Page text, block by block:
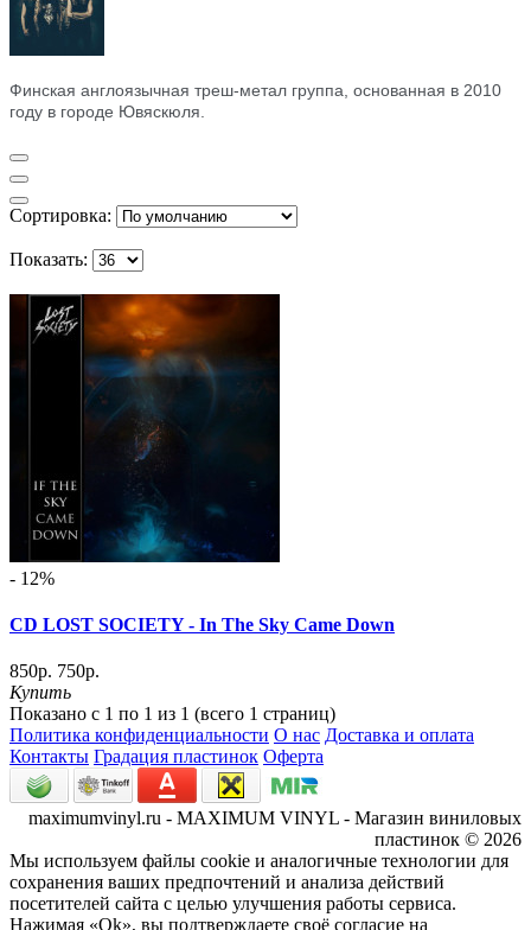
Финская англоязычная треш-метал группа, основанная в 2010
году в городе Ювяскюля.
Сортировка:
Показать:
- 12%
CD LOST SOCIETY - In The Sky Came Down
850р. 750р.
Купить
Показано с 1 по 1 из 1 (всего 1 страниц)
Политика конфиденциальности О нас Доставка и оплата
Контакты Градация пластинок Оферта
maximumvinyl.ru - MAXIMUM VINYL - Магазин виниловых
пластинок © 2026
Мы используем файлы cookie и аналогичные технологии для
сохранения ваших предпочтений и анализа действий
посетителей сайта с целью улучшения работы сервиса.
Нажимая «Ok», вы подтверждаете своё согласие на